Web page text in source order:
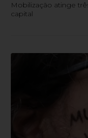
Mobilização atinge
capital